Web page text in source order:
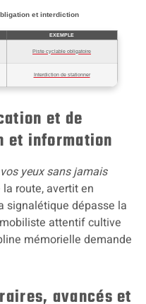
et interdiction
EXEMPLE
Piste cyclable obligatoire
Interdiction de stationner
et de
et information
yeux sans jamais
route, avertit en
signalétique dépasse la
attentif cultive
mémorielle demande
avancés et